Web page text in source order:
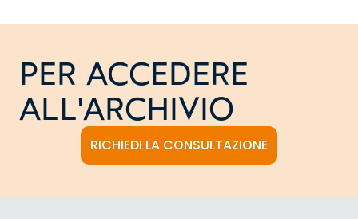
PER ACCEDERE
ALL'ARCHIVIO
RICHIEDI LA CONSULTAZIONE